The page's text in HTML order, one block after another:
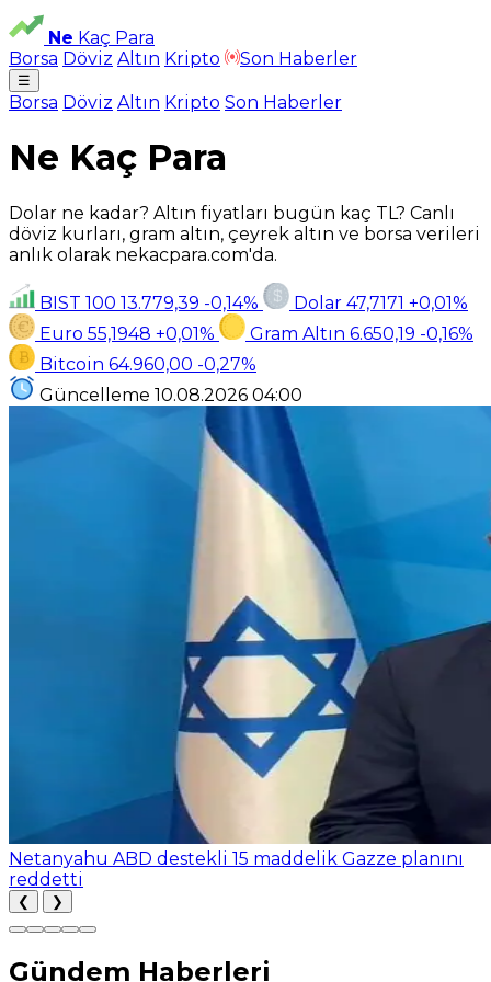
Ne Kaç Para
Borsa Döviz Altın Kripto Son Haberler
☰
Borsa Döviz Altın Kripto Son Haberler
Ne Kaç Para
Dolar ne kadar? Altın fiyatları bugün kaç TL? Canlı
döviz kurları, gram altın, çeyrek altın ve borsa verileri
anlık olarak nekacpara.com'da.
BIST 100 13.779,39 -0,14% Dolar 47,7171 +0,01%
Euro 55,1948 +0,01% Gram Altın 6.650,19 -0,16%
Bitcoin 64.960,00 -0,27%
Güncelleme 10.08.2026 04:00
Netanyahu ABD destekli 15 maddelik Gazze planını
reddetti
❮ ❯
Gündem Haberleri